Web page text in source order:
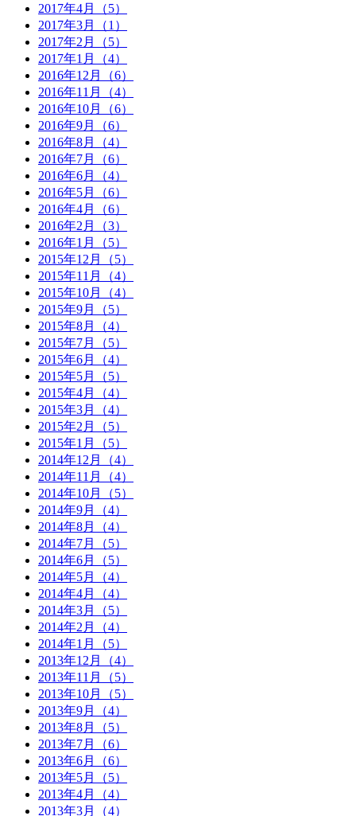
2017年4月（5）
2017年3月（1）
2017年2月（5）
2017年1月（4）
2016年12月（6）
2016年11月（4）
2016年10月（6）
2016年9月（6）
2016年8月（4）
2016年7月（6）
2016年6月（4）
2016年5月（6）
2016年4月（6）
2016年2月（3）
2016年1月（5）
2015年12月（5）
2015年11月（4）
2015年10月（4）
2015年9月（5）
2015年8月（4）
2015年7月（5）
2015年6月（4）
2015年5月（5）
2015年4月（4）
2015年3月（4）
2015年2月（5）
2015年1月（5）
2014年12月（4）
2014年11月（4）
2014年10月（5）
2014年9月（4）
2014年8月（4）
2014年7月（5）
2014年6月（5）
2014年5月（4）
2014年4月（4）
2014年3月（5）
2014年2月（4）
2014年1月（5）
2013年12月（4）
2013年11月（5）
2013年10月（5）
2013年9月（4）
2013年8月（5）
2013年7月（6）
2013年6月（6）
2013年5月（5）
2013年4月（4）
2013年3月（4）